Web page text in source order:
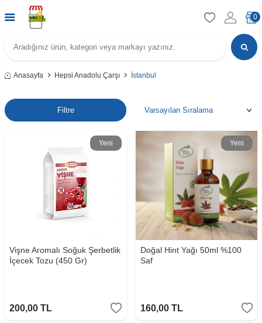
0
Anasayfa Hepsi Anadolu Çarşı İstanbul
Filtre
Yeni
Vişne Aromalı Soğuk Şerbetlik
İçecek Tozu (450 Gr)
200,00 TL
Yeni
Doğal Hint Yağı 50ml %100
Saf
160,00 TL